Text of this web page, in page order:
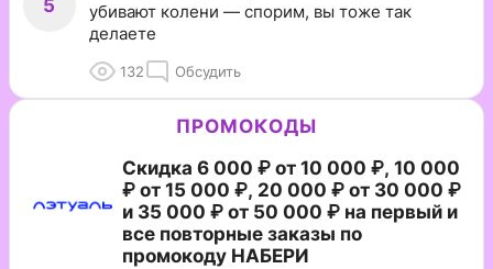
5
убивают колени — спорим, вы тоже так
делаете
132 Обсудить
ПРОМОКОДЫ
Скидка 6 000 ₽ от 10 000 ₽, 10 000
₽ от 15 000 ₽, 20 000 ₽ от 30 000 ₽
и 35 000 ₽ от 50 000 ₽ на первый и
все повторные заказы по
промокоду НАБЕРИ